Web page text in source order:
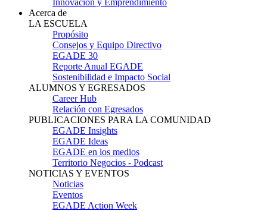
Innovación y Emprendimiento
Acerca de
LA ESCUELA
Propósito
Consejos y Equipo Directivo
EGADE 30
Reporte Anual EGADE
Sostenibilidad e Impacto Social
ALUMNOS Y EGRESADOS
Career Hub
Relación con Egresados
PUBLICACIONES PARA LA COMUNIDAD
EGADE Insights
EGADE Ideas
EGADE en los medios
Territorio Negocios - Podcast
NOTICIAS Y EVENTOS
Noticias
Eventos
EGADE Action Week